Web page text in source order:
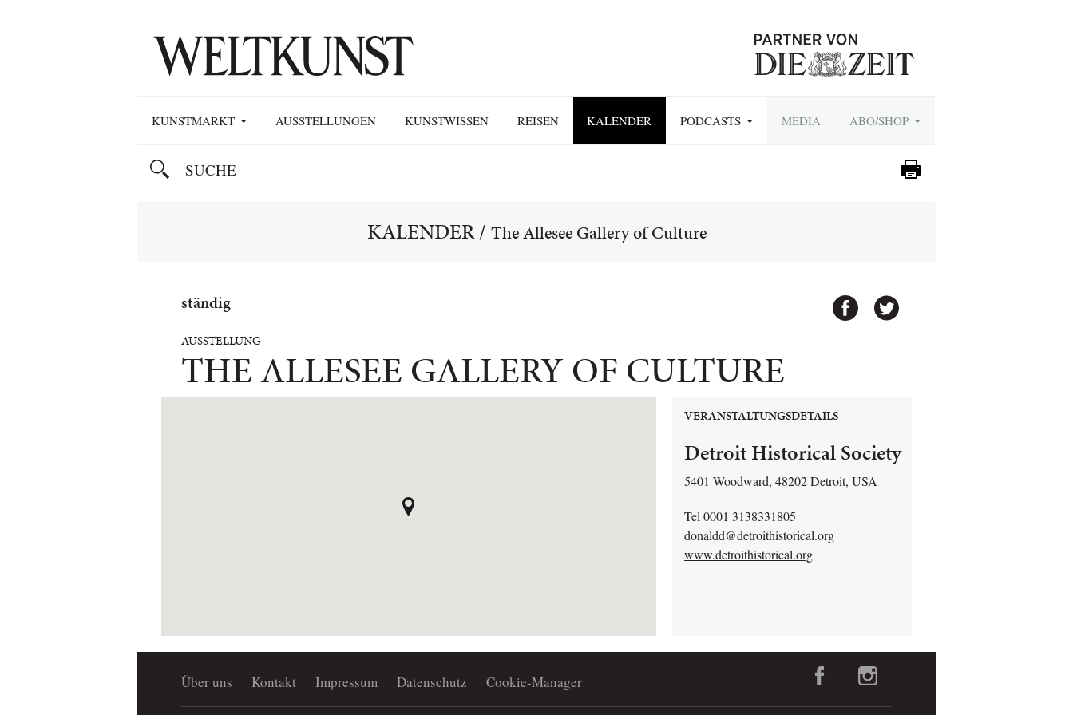
KUNSTMARKT AUSSTELLUNGEN KUNSTWISSEN REISEN KALENDER PODCASTS MEDIA ABO/SHOP
KALENDER/ The Allesee Gallery of Culture
ständig
AUSSTELLUNG
THE ALLESEE GALLERY OF CULTURE
VERANSTALTUNGSDETAILS
Detroit Historical Society
5401 Woodward, 48202 Detroit, USA
Tel 0001 3138331805
donaldd@detroithistorical.org
www.detroithistorical.org
Über uns Kontakt Impressum Datenschutz Cookie-Manager